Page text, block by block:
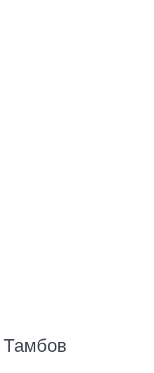
Тамбов